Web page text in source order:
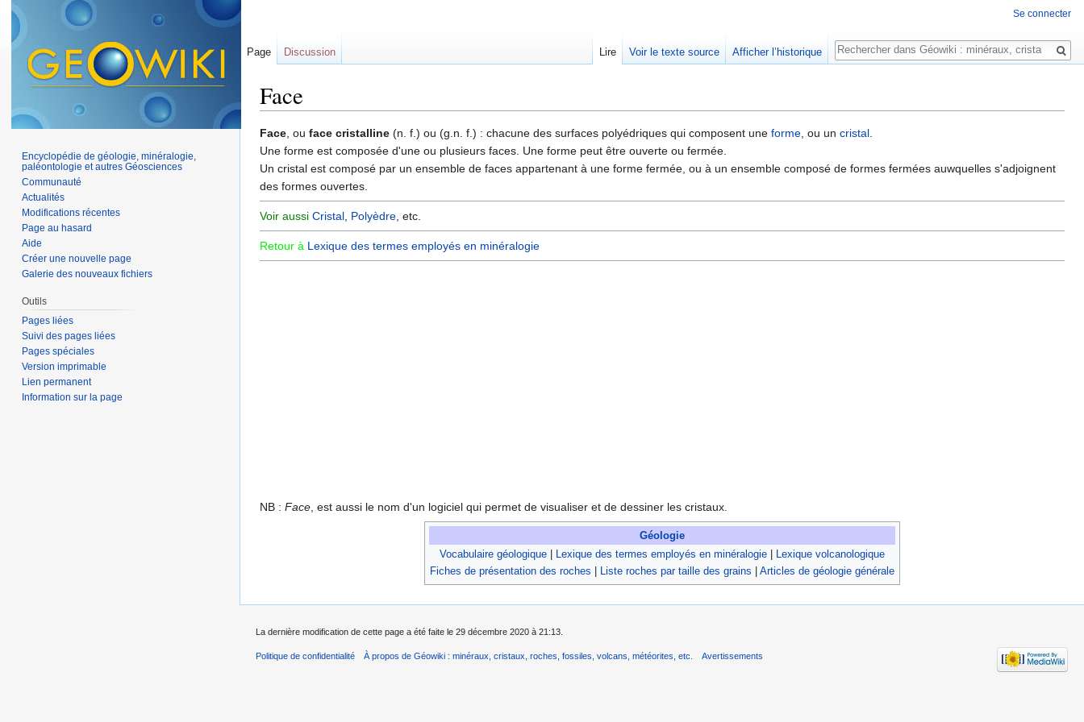
Face
Face, ou face cristalline (n. f.) ou (g.n. f.) : chacune des surfaces polyédriques qui composent une forme, ou un cristal.
Une forme est composée d'une ou plusieurs faces. Une forme peut être ouverte ou fermée.
Un cristal est composé par un ensemble de faces appartenant à une forme fermée, ou à un ensemble composé de formes fermées auwquelles s'adjoignent
des formes ouvertes.
Voir aussi Cristal, Polyèdre, etc.
Retour à Lexique des termes employés en minéralogie
NB : Face, est aussi le nom d'un logiciel qui permet de visualiser et de dessiner les cristaux.
Géologie
Vocabulaire géologique
Lexique des termes employés en minéralogie
Lexique volcanologique
Fiches de présentation des roches
Liste roches par taille des grains Articles de géologie générale
Se connecter
Page Discussion Lire Voir le texte source Afficher l’historique
Rechercher
Encyclopédie de géologie, minéralogie,
paléontologie et autres Géosciences
Communauté
Actualités
Modifications récentes
Page au hasard
Aide
Créer une nouvelle page
Galerie des nouveaux fichiers
Outils
Pages liées
Suivi des pages liées
Pages spéciales
Version imprimable
Lien permanent
Information sur la page
La dernière modification de cette page a été faite le 29 décembre 2020 à 21:13.
Politique de confidentialité À propos de Géowiki : minéraux, cristaux, roches, fossiles, volcans, météorites, etc. Avertissements